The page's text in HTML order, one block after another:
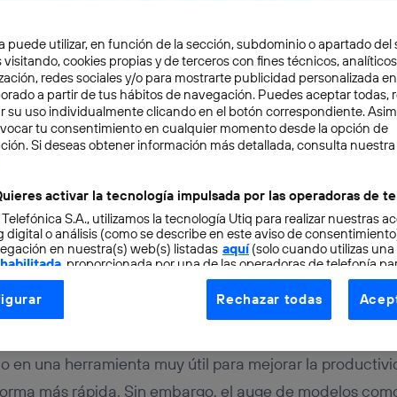
ARTIFICIAL 5 min
de IA: qué son,
por qué has de usarlo
en una herramienta muy útil para mejorar la
más rápida. Sin embargo, el auge de modelos
puede utilizar, en función de la sección, subdominio o apartado del
visitando, cookies propias y de terceros con fines técnicos,
redes sociales y/o para mostrarte publicidad personalizada
a partir de tus hábitos de navegación. Puedes aceptar todas,
su uso individualmente clicando en el botón correspondiente.
tu consentimiento en cualquier momento desde la opción de
Si deseas obtener información más detallada, consulta nuestra
activar la tecnología impulsada por las operadoras de
S.A., utilizamos la tecnología Utiq para realizar nuestras
digital o análisis (como se describe en este aviso de
en nuestra(s) web(s) listadas aquí(solo cuando utilizas una
, proporcionada por una de las operadoras de telefonía
consentimiento en cada página web).
Utiq está diseñada con la privacidad como prioridad
tu dirección IP y otra información de la cuenta de cliente de
a la conexión que utilizas (p. ej., número de teléfono móvil).
Rechazar todas